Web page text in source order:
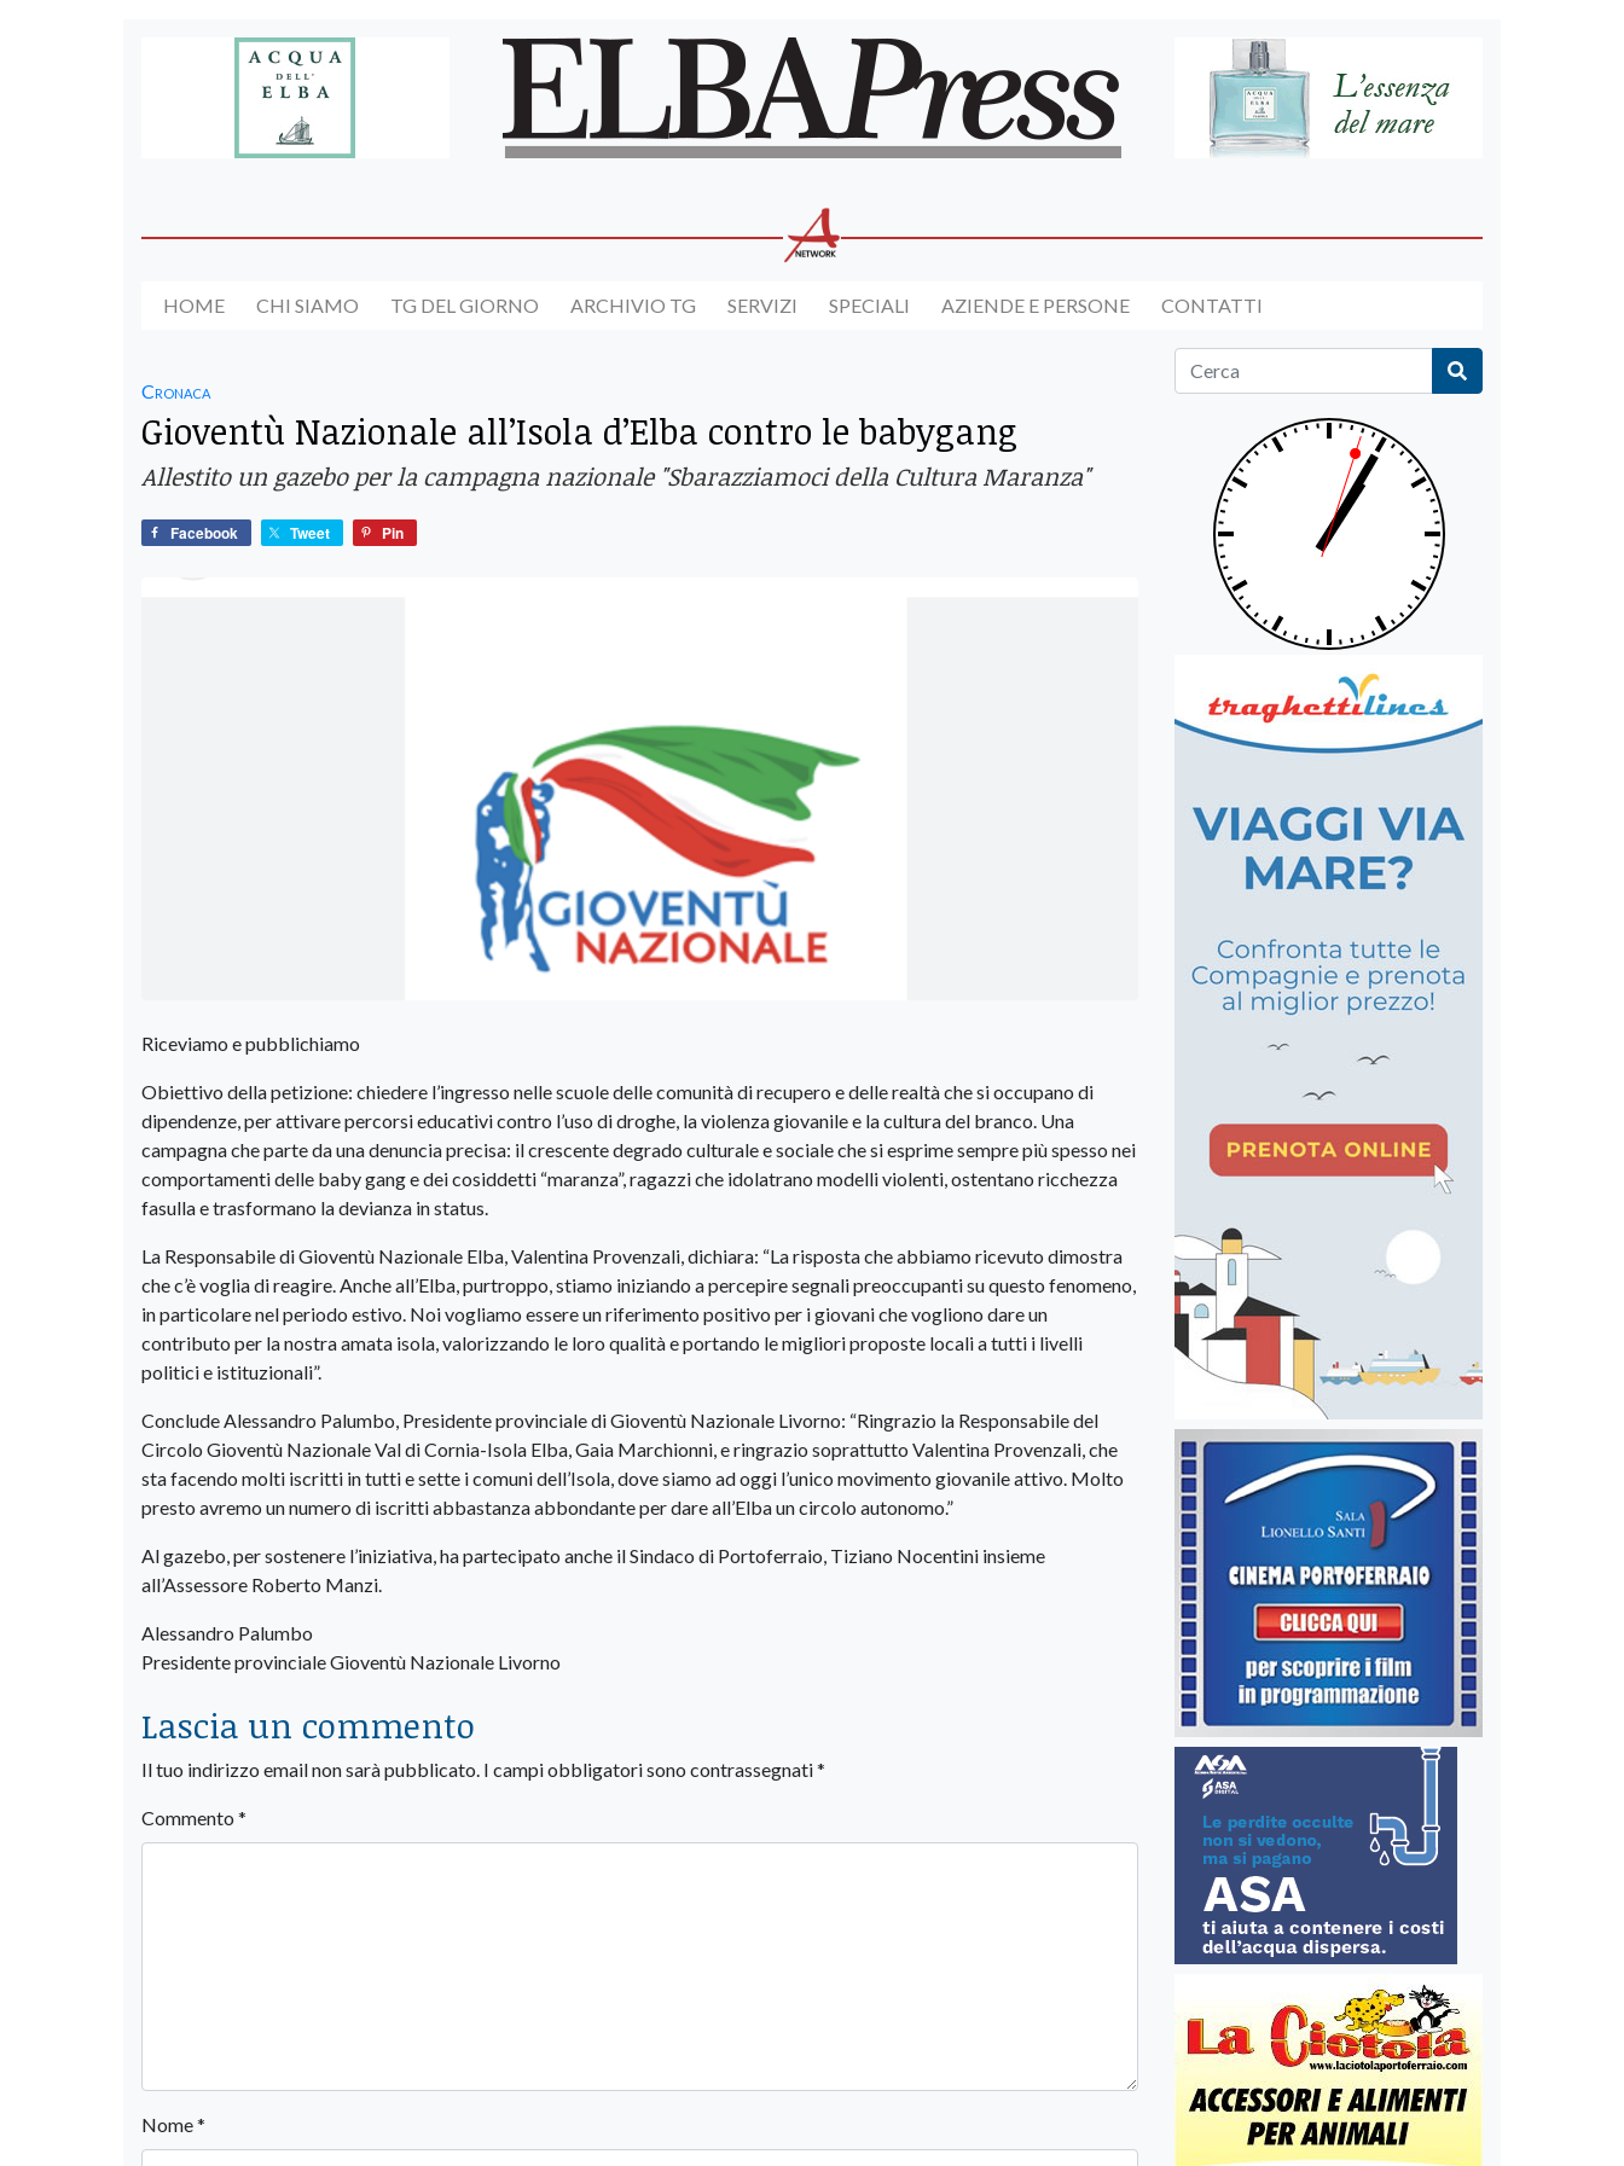
HOME CHI SIAMO TG DEL GIORNO ARCHIVIO TG SERVIZI SPECIALI AZIENDE E PERSONE CONTATTI
Cronaca
Gioventù Nazionale all’Isola d’Elba contro le babygang
Allestito un gazebo per la campagna nazionale "Sbarazziamoci della Cultura Maranza"
Facebook Tweet Pin
Riceviamo e pubblichiamo
Obiettivo della petizione: chiedere l’ingresso nelle scuole delle comunità di recupero e delle realtà che si occupano di
dipendenze, per attivare percorsi educativi contro l’uso di droghe, la violenza giovanile e la cultura del branco. Una
campagna che parte da una denuncia precisa: il crescente degrado culturale e sociale che si esprime sempre più spesso nei
comportamenti delle baby gang e dei cosiddetti “maranza”, ragazzi che idolatrano modelli violenti, ostentano ricchezza
fasulla e trasformano la devianza in status.
La Responsabile di Gioventù Nazionale Elba, Valentina Provenzali, dichiara: “La risposta che abbiamo ricevuto dimostra
che c’è voglia di reagire. Anche all’Elba, purtroppo, stiamo iniziando a percepire segnali preoccupanti su questo fenomeno,
in particolare nel periodo estivo. Noi vogliamo essere un riferimento positivo per i giovani che vogliono dare un
contributo per la nostra amata isola, valorizzando le loro qualità e portando le migliori proposte locali a tutti i livelli
politici e istituzionali”.
Conclude Alessandro Palumbo, Presidente provinciale di Gioventù Nazionale Livorno: “Ringrazio la Responsabile del
Circolo Gioventù Nazionale Val di Cornia-Isola Elba, Gaia Marchionni, e ringrazio soprattutto Valentina Provenzali, che
sta facendo molti iscritti in tutti e sette i comuni dell’Isola, dove siamo ad oggi l’unico movimento giovanile attivo. Molto
presto avremo un numero di iscritti abbastanza abbondante per dare all’Elba un circolo autonomo.”
Al gazebo, per sostenere l’iniziativa, ha partecipato anche il Sindaco di Portoferraio, Tiziano Nocentini insieme
all’Assessore Roberto Manzi.
Alessandro Palumbo
Presidente provinciale Gioventù Nazionale Livorno
Lascia un commento
Il tuo indirizzo email non sarà pubblicato. I campi obbligatori sono contrassegnati*
Commento *
Nome*